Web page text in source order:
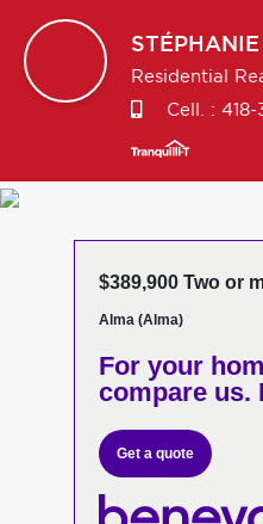
STÉPHANIE
Residential
Cell. : 418-
$389,900 Two or
Alma (Alma)
For your
compare us.
Get a quote